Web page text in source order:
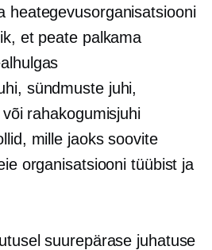
heategevusorganisatsiooni
et peate palkama
sündmuste juhi,
rahakogumisjuhi
mille jaoks soovite
organisatsiooni tüübist ja
suurepärase juhatuse